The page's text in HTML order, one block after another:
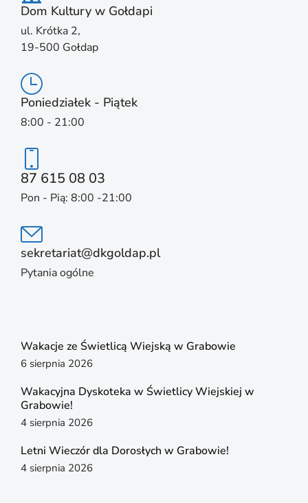
Dom Kultury w Gołdapi
ul. Krótka 2,
19-500 Gołdap
Poniedziałek - Piątek
8:00 - 21:00
87 615 08 03
Pon - Pią: 8:00 -21:00
sekretariat@dkgoldap.pl
Pytania ogólne
Wakacje ze Świetlicą Wiejską w Grabowie
6 sierpnia 2026
Wakacyjna Dyskoteka w Świetlicy Wiejskiej w
Grabowie!
4 sierpnia 2026
Letni Wieczór dla Dorosłych w Grabowie!
4 sierpnia 2026